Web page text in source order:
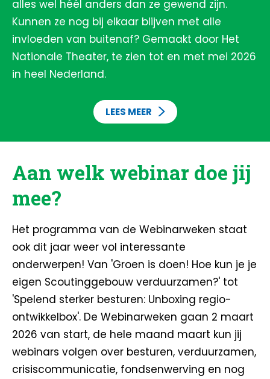
alles wel héél anders dan ze gewend zijn.
Kunnen ze nog bij elkaar blijven met alle
invloeden van buitenaf? Gemaakt door Het
Nationale Theater, te zien tot en met mei 2026
in heel Nederland.
LEES MEER
Aan welk webinar doe jij
mee?
Het programma van de Webinarweken staat
ook dit jaar weer vol interessante
onderwerpen! Van 'Groen is doen! Hoe kun je je
eigen Scoutinggebouw verduurzamen?' tot
'Spelend sterker besturen: Unboxing regio-
ontwikkelbox'. De Webinarweken gaan 2 maart
2026 van start, de hele maand maart kun jij
webinars volgen over besturen, verduurzamen,
crisiscommunicatie, fondsenwerving en nog